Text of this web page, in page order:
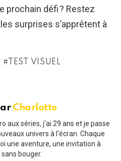
prochain défi ? Restez
surprises s’apprêtent à
TEST VISUEL
Charlotte
aux séries, j'ai 29 ans et je passe
univers à l'écran. Chaque
une aventure, une invitation à
bouger.